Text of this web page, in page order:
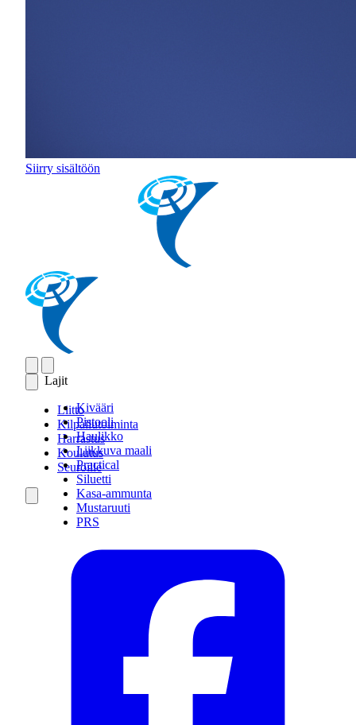
Siirry sisältöön
Lajit
Kivääri
Pistooli
Haulikko
Liikkuva maali
Practical
Siluetti
Kasa-ammunta
Mustaruuti
PRS
Liitto
Kilpailutoiminta
Harrastus
Koulutus
Seuroille